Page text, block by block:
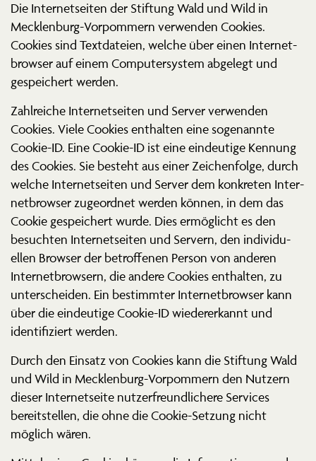
Die Inter­net­seiten der Stiftung Wald und Wild in
Mecklenburg-Vorpommern verwenden Cookies.
Cookies sind Textda­teien, welche über einen Inter­net­
browser auf einem Compu­ter­system abgelegt und
gespei­chert werden.
Zahlreiche Inter­net­seiten und Server verwenden
Cookies. Viele Cookies enthalten eine sogenannte
Cookie-ID. Eine Cookie-ID ist eine eindeutige Kennung
des Cookies. Sie besteht aus einer Zeichen­folge, durch
welche Inter­net­seiten und Server dem konkreten Inter­
net­browser zugeordnet werden können, in dem das
Cookie gespei­chert wurde. Dies ermög­licht es den
besuchten Inter­net­seiten und Servern, den indivi­du­
ellen Browser der betrof­fenen Person von anderen
Inter­net­browsern, die andere Cookies enthalten, zu
unter­scheiden. Ein bestimmter Inter­net­browser kann
über die eindeutige Cookie-ID wieder­erkannt und
identi­fi­ziert werden.
Durch den Einsatz von Cookies kann die Stiftung Wald
und Wild in Mecklenburg-Vorpommern den Nutzern
dieser Inter­net­seite nutzer­freund­li­chere Services
bereit­stellen, die ohne die Cookie-Setzung nicht
möglich wären.